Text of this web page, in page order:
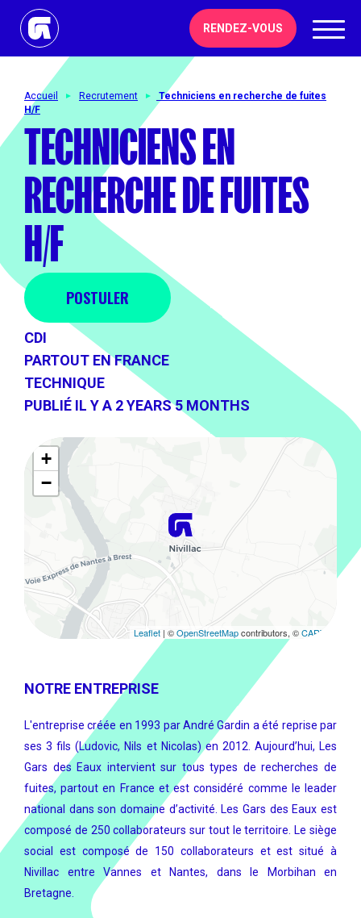
RENDEZ-VOUS
Accueil Recrutement
Techniciens en recherche de fuites
H/F
TECHNICIENS EN
RECHERCHE DE FUITES
H/F
POSTULER
CDI
PARTOUT EN FRANCE
TECHNIQUE
PUBLIÉ IL Y A 2 YEARS 5 MONTHS
+
−
Leaflet | ©OpenStreetMapcontributors, ©CARTO
NOTRE ENTREPRISE
L'entreprise créée en 1993 par André Gardin a été reprise par
ses 3 fils (Ludovic, Nils et Nicolas) en 2012. Aujourd’hui, Les
Gars des Eaux intervient sur tous types de recherches de
fuites, partout en France et est considéré comme le leader
national dans son domaine d’activité. Les Gars des Eaux est
composé de 250 collaborateurs sur tout le territoire. Le siège
social est composé de 150 collaborateurs et est situé à
Nivillac entre Vannes et Nantes, dans le Morbihan en
Bretagne.